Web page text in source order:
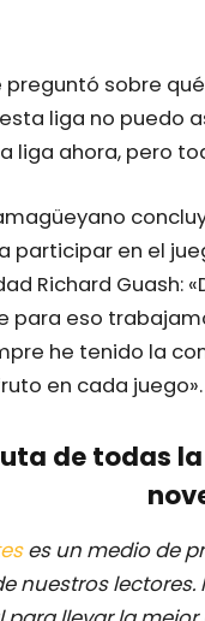
preguntó sobre
liga no puedo
liga ahora, pero
participar en el
Richard Guash:
para eso
he tenido la
en cada juego».
de todas
es un medio de
nuestros lectores.